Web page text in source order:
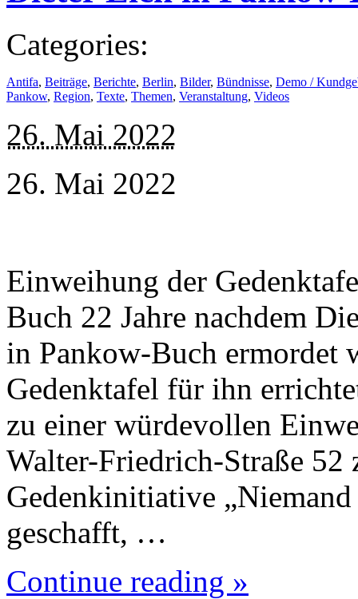
Categories:
Antifa, Beiträge, Berichte, Berlin, Bilder, Bündnisse, Demo /
Pankow, Region, Texte, Themen, Veranstaltung, Videos
26. Mai 2022
26. Mai 2022
Einweihung der
Buch 22 Jahre nachdem
in Pankow-Buch ermordet
Gedenktafel für ihn
zu einer würdevollen
Walter-Friedrich-Straße 52
Gedenkinitiative „Niemand
geschafft, …
Continue reading »